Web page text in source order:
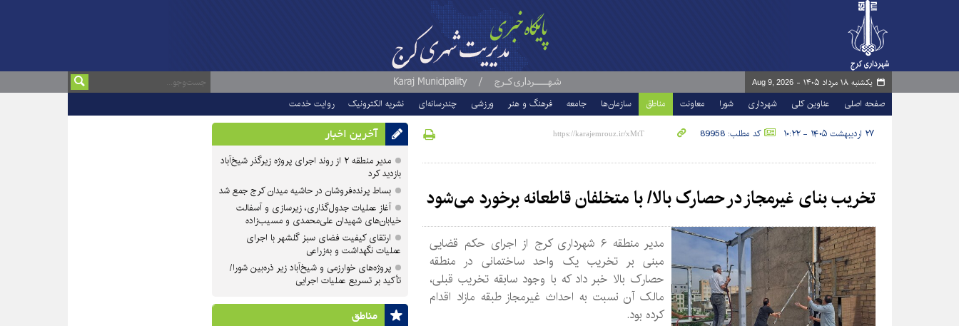
یکشنبه ۱۸ مرداد ۱۴۰۵ - Aug 9, 2026
صفحه اصلی عناوین کلی شهرداری شورا معاونت مناطق سازمان‌ها جامعه فرهنگ و هنر ورزشی چندرسانه‌ای نشریه الکترونیک روایت خدمت
۲۷ اردیبهشت ۱۴۰۵ - ۱۰:۲۲ کد مطلب: 89958
تخریب بنای غیرمجاز در حصارک بالا/ با متخلفان قاطعانه برخورد می‌شود
مدیر منطقه ۶ شهرداری کرج از اجرای حکم قضایی
مبنی بر تخریب یک واحد ساختمانی در منطقه
حصارک بالا خبر داد که با وجود سابقه تخریب قبلی،
مالک آن نسبت به احداث غیرمجاز طبقه مازاد اقدام
کرده بود.
آخرین اخبار
مدیر منطقه ۲ از روند اجرای پروژه زیرگذر شیخ‌آباد
بازدید کرد
بساط پرنده‌فروشان در حاشیه میدان کرج جمع شد
آغاز عملیات جدول‌گذاری، زیرسازی و آسفالت
خیابان‌های شهیدان علی‌محمدی و مسیب‌زاده
ارتقای کیفیت فضای سبز گلشهر با اجرای
عملیات نگهداشت و به‌زراعی
پروژه‌های خوارزمی و شیخ‌آباد زیر ذره‌بین شورا/
تأکید بر تسریع عملیات اجرایی
مناطق